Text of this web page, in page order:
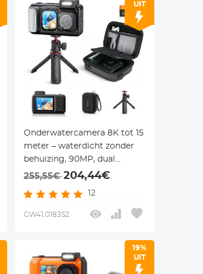
UIT
Onderwatercamera 8K tot 15
meter – waterdicht zonder
behuizing, 90MP, dual
screen, WiFi & statief
snorkelen – Kentfaith
255,55€204,44€
12
GW41.0183S2
19%
UIT